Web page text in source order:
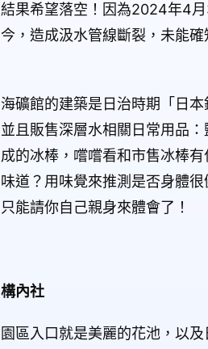
結果希望落空！因為2024年4月
今，造成汲水管線斷裂，未能
海礦館的建築是日治時期「日
並且販售深層水相關日常用品
成的冰棒，嚐嚐看和市售冰棒
味道？用味覺來推測是否身體
只能請你自己親身來體會了！
構內社
園區入口就是美麗的花池，以